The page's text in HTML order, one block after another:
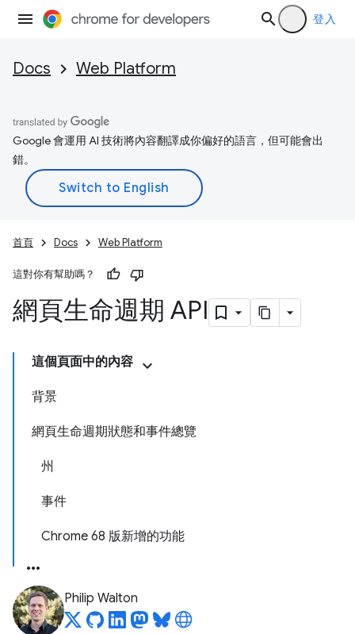
登入
Docs Web Platform
Google 會運用 AI 技術將內容翻譯成你偏好的語言，但可能會出
錯。
首頁 Docs Web Platform
這對你有幫助嗎？
網頁生命週期 API
這個頁面中的內容
背景
網頁生命週期狀態和事件總覽
州
事件
Chrome 68 版新增的功能
Philip Walton